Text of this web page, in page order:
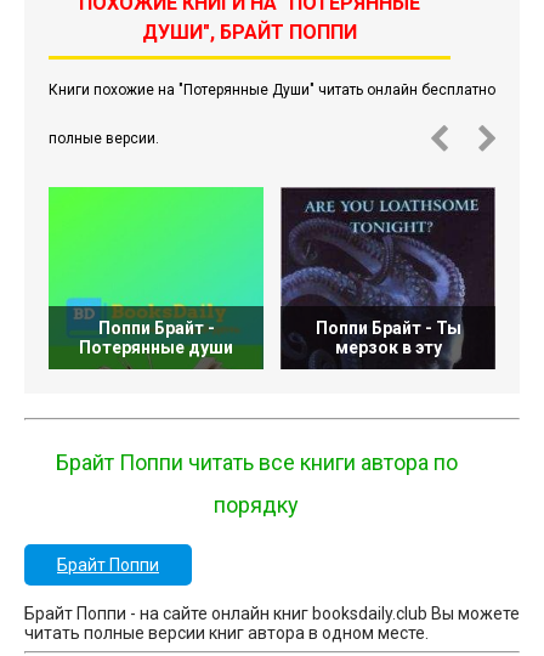
ДУШИ", БРАЙТ ПОППИ
Книги похожие на "Потерянные Души" читать онлайн бесплатно
полные версии.
Поппи Брайт -
Потерянные души
Поппи Брайт - Ты
мерзок в эту
Брайт Поппи читать все книги автора по
порядку
Брайт Поппи
Брайт Поппи - на сайте онлайн книг booksdaily.club Вы можете
читать полные версии книг автора в одном месте.